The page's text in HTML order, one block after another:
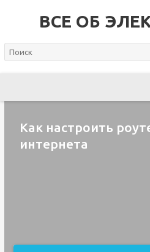
ВСЕ ОБ
Как настроить
интернета